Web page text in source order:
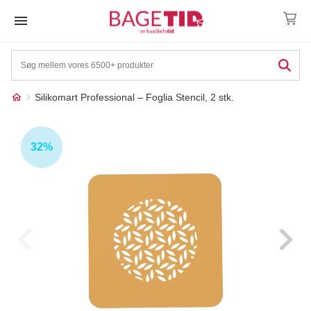
Silikomart Professional – Foglia Stencil, 2 stk.
Måske kunne nogle af
disse produkter have din
interesse?
32%